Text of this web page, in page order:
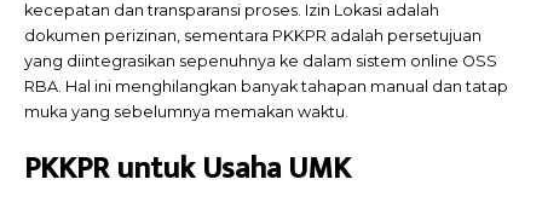
kecepatan dan transparansi proses. Izin Lokasi adalah
dokumen perizinan, sementara PKKPR adalah persetujuan
yang diintegrasikan sepenuhnya ke dalam sistem online OSS
RBA. Hal ini menghilangkan banyak tahapan manual dan tatap
muka yang sebelumnya memakan waktu.
PKKPR untuk Usaha UMK